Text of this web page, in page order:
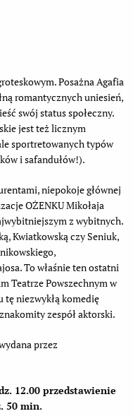
Posażna Agafia
romantycznych uniesień,
swój status społeczny.
jest też licznym
sportretowanych typów
i safandułów!).
niepokoje głównej
OŻENKU Mikołaja
z wybitnych.
Kwiatkowską czy Seniuk,
To właśnie ten ostatni
Teatrze Powszechnym w
tę niezwykłą komedię
zespół aktorski.
przez
12.00 przedstawienie
50 min.